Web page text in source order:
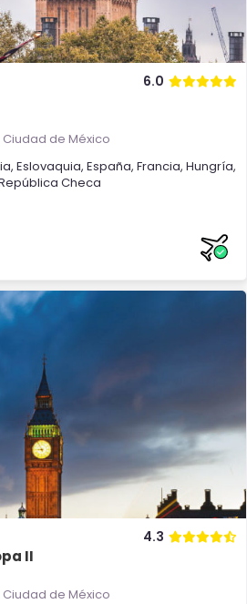
6.0
de México
, Eslovaquia, España, Francia, Hungría,
Checa
4.3
II
de México